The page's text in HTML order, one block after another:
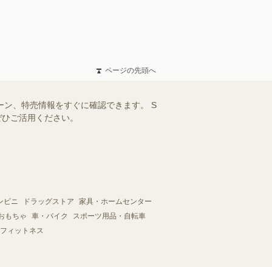
ページの先頭へ
、特売情報をすぐに確認できます。 S
ご活用ください。
ビニ ドラッグストア
家具・ホームセンター
もちゃ 車・バイク
スポーツ用品・自転車
ィットネス